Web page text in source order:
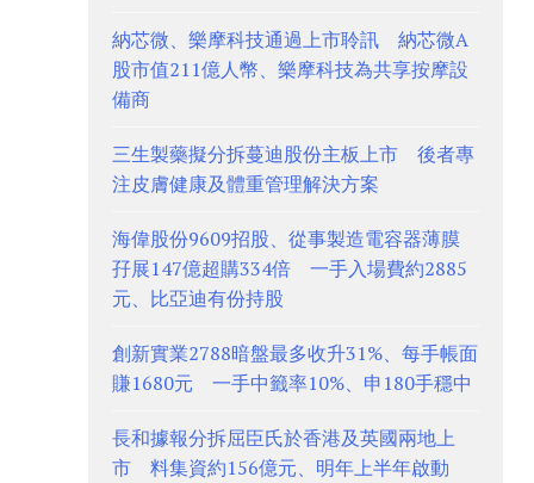
納芯微、樂摩科技通過上市聆訊 納芯微A
股市值211億人幣、樂摩科技為共享按摩設
備商
三生製藥擬分拆蔓迪股份主板上市 後者專
注皮膚健康及體重管理解決方案
海偉股份9609招股、從事製造電容器薄膜
孖展147億超購334倍 一手入場費約2885
元、比亞迪有份持股
創新實業2788暗盤最多收升31%、每手帳面
賺1680元 一手中籤率10%、申180手穩中
長和據報分拆屈臣氏於香港及英國兩地上
市 料集資約156億元、明年上半年啟動